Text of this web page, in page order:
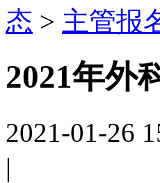
态 > 主管报
2021年外
2021-01-26
|